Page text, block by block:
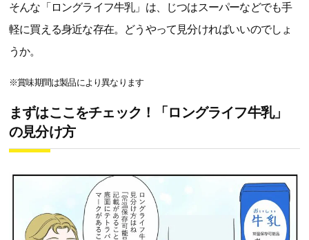
そんな「ロングライフ牛乳」は、じつはスーパーなどでも手
軽に買える身近な存在。どうやって見分ければいいのでしょ
うか。
※賞味期間は製品により異なります
まずはここをチェック！「ロングライフ牛乳」
の見分け方